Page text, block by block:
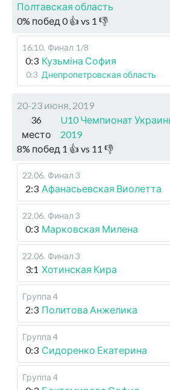
Полтавская область
0% побед 0👍 vs 1 👎
16.10. Финал 1/8
0:3 Кузьміна София
0:3 Днепропетровская область
20-23 июня, 2019
36
место
U10 Чемпионат
2019
8% побед 1 👍 vs 11 👎
22.06. Финал 3
2:3 Афанасьевская Виолетта
22.06. Финал 3
0:3 Марковская Милена
22.06. Финал 3
3:1 Хотинская Кира
Группа 4
2:3 Политова Анжелика
Группа 4
0:3 Сидоренко Екатерина
Группа 4